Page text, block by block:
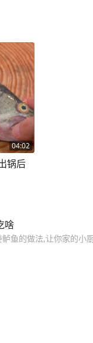
04:02
锅后
啥
鱼的做法,让你家的小